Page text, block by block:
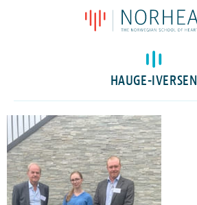
Latest news
Events
Members
Contacts
About
Log In
HAUGE-IVERSEN